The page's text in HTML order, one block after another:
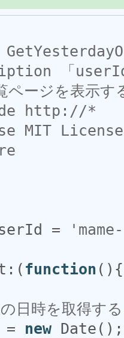
ページを表示す
=
:( function (){
時を取得する
= new Date ();